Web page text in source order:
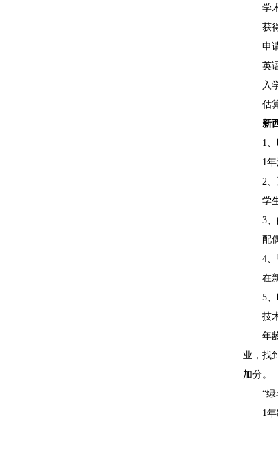
学术
获得
申请
英语
入学
估算
新西
1、
1年浓
2、
学生
3、配
配偶
4、
在新
5、
技术
年龄
业，找
加分。
“绿
1年制